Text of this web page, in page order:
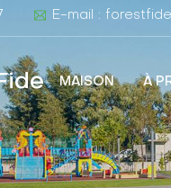
E-mail :
MAISON À